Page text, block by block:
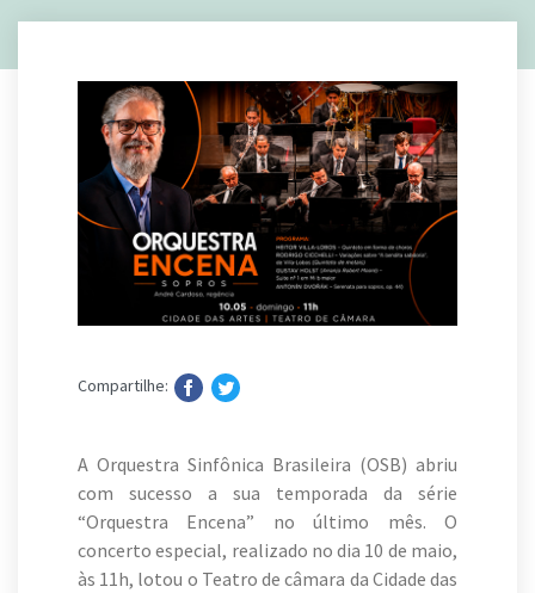
Compartilhe:
A Orquestra Sinfônica Brasileira (OSB) abriu
com sucesso a sua temporada da série
“Orquestra Encena” no último mês. O
concerto especial, realizado no dia 10 de maio,
às 11h, lotou o Teatro de câmara da Cidade das